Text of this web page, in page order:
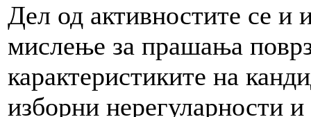
Дел од активностите се и
мислење за прашања
карактеристиките на
изборни нерегуларности